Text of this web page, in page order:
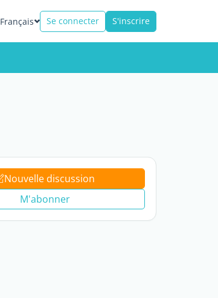
Français Se connecter S'inscrire
Nouvelle discussion
M'abonner